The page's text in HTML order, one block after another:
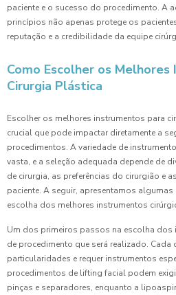
paciente e o sucesso do procedimento. A
princípios não apenas protege os
reputação e a credibilidade da equipe
Como Escolher os
Cirurgia Plástica
Escolher os melhores instrumentos para
crucial que pode impactar diretamente a
procedimentos. A variedade de
vasta, e a seleção adequada depende de
de cirurgia, as preferências do cirurgião e
paciente. A seguir, apresentamos
escolha dos melhores instrumentos
Um dos primeiros passos na escolha dos
de procedimento que será realizado.
particularidades e requer instrumentos
procedimentos de lifting facial podem
pinças e separadores, enquanto a